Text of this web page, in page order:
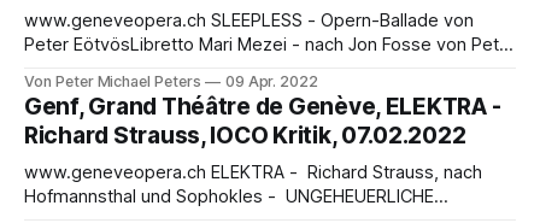
www.geneveopera.ch SLEEPLESS - Opern-Ballade von
Peter EötvösLibretto Mari Mezei - nach Jon Fosse von Peter
MÄRCHEN… - Unter den größten noch lebenden
Komponisten brauchen wir den Ungarn Peter Eötvös
(*1944) nicht mehr vorzustellen, der bereits mehr als einem
Dutzend Opern kreiert hat. Tri Sestri,
Von Peter Michael Peters 09 Apr. 2022
Genf, Grand Théâtre de Genève, ELEKTRA -
Richard Strauss, IOCO Kritik, 07.02.2022
www.geneveopera.ch ELEKTRA - Richard Strauss, nach
Hofmannsthal und Sophokles - UNGEHEUERLICHE